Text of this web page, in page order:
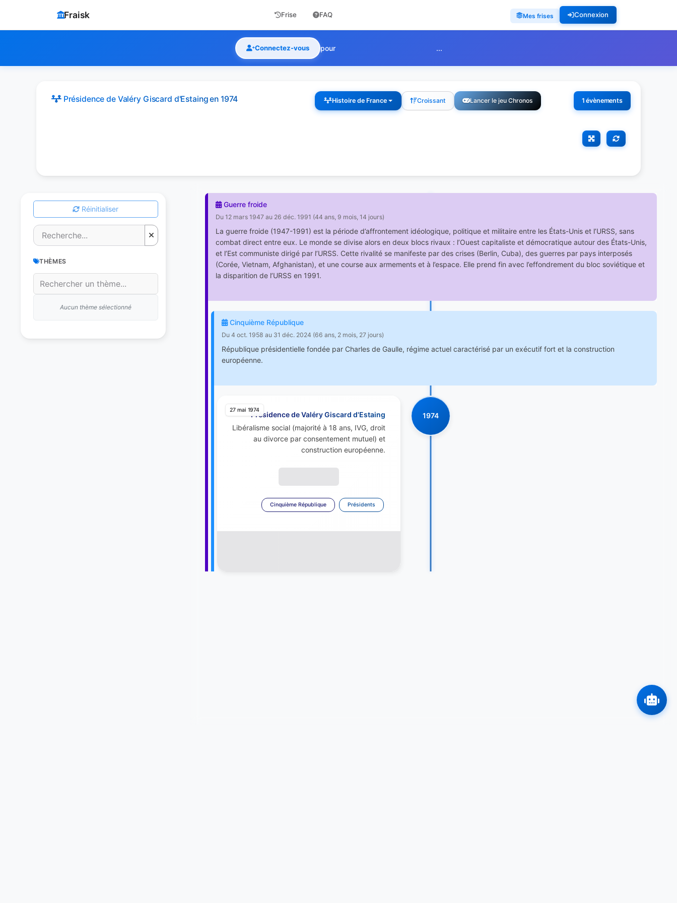
Fraisk Mes frises Connexion
Frise FAQ
Connectez-vous pour ...
1 évènements
Présidence de Valéry Giscard d'Estaingen 1974 Histoire de France Croissant Lancer le jeu Chronos
Réinitialiser
THÈMES
Aucun thème sélectionné
Guerre froide
Du 12 mars 1947 au 26 déc. 1991 (44 ans, 9 mois, 14 jours)
La guerre froide (1947-1991) est la période d’affrontement idéologique, politique et militaire entre les États-Unis et l’URSS, sans
combat direct entre eux. Le monde se divise alors en deux blocs rivaux : l’Ouest capitaliste et démocratique autour des États-Unis,
et l’Est communiste dirigé par l’URSS. Cette rivalité se manifeste par des crises (Berlin, Cuba), des guerres par pays interposés
(Corée, Vietnam, Afghanistan), et une course aux armements et à l’espace. Elle prend fin avec l’effondrement du bloc soviétique et
la disparition de l’URSS en 1991.
Cinquième République
Du 4 oct. 1958 au 31 déc. 2024 (66 ans, 2 mois, 27 jours)
République présidentielle fondée par Charles de Gaulle, régime actuel caractérisé par un exécutif fort et la construction
européenne.
1974
27 mai 1974
Présidence de Valéry Giscard d'Estaing
Libéralisme social (majorité à 18 ans, IVG, droit
au divorce par consentement mutuel) et
construction européenne.
Cinquième République Présidents